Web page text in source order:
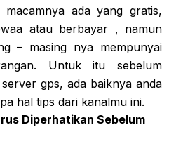
ada yang gratis,
atau berbayar , namun
– masing nya mempunyai
Untuk itu sebelum
gps, ada baiknya anda
hal tips dari kanalmu ini.
Diperhatikan Sebelum